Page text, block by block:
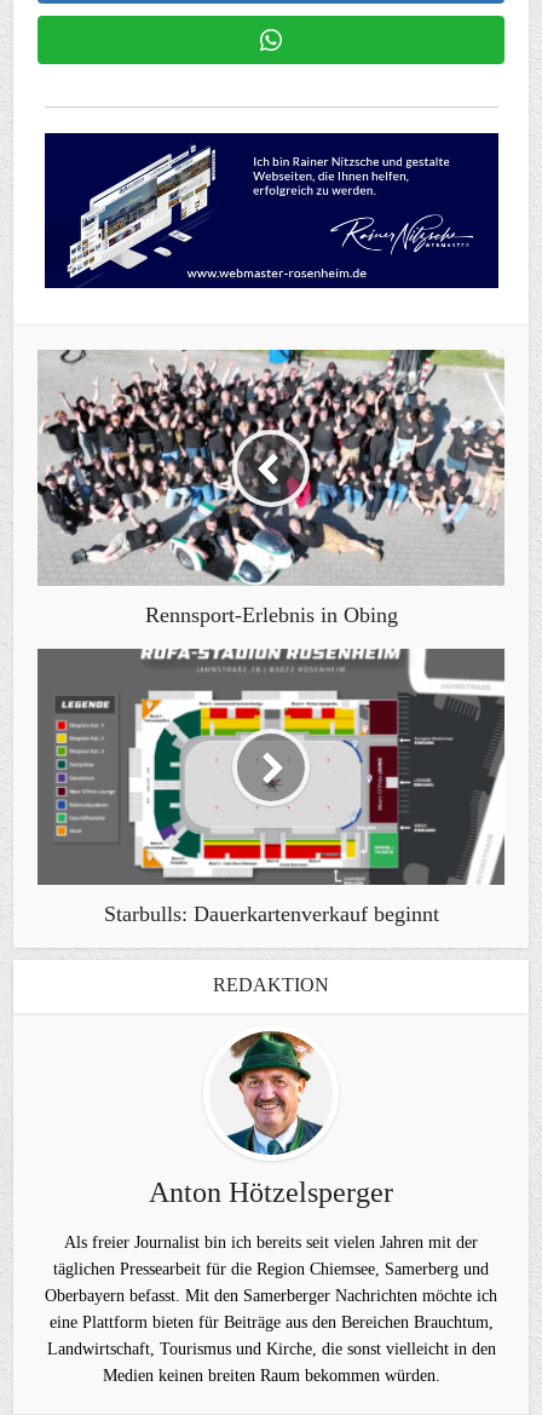
Rennsport-Erlebnis in Obing
Starbulls: Dauerkartenverkauf beginnt
REDAKTION
Anton Hötzelsperger
Als freier Journalist bin ich bereits seit vielen Jahren mit der
täglichen Pressearbeit für die Region Chiemsee, Samerberg und
Oberbayern befasst. Mit den Samerberger Nachrichten möchte ich
eine Plattform bieten für Beiträge aus den Bereichen Brauchtum,
Landwirtschaft, Tourismus und Kirche, die sonst vielleicht in den
Medien keinen breiten Raum bekommen würden.